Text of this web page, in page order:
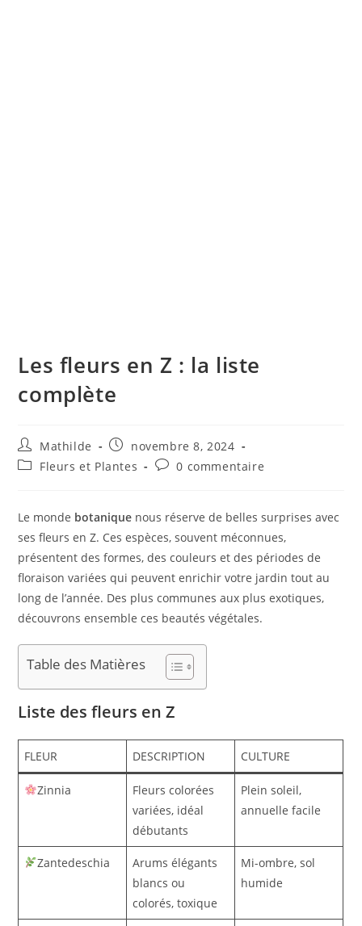
Les fleurs en Z : la liste
complète
Mathilde
novembre 8, 2024
Fleurs et Plantes
0 commentaire
Le monde botanique nous réserve de belles surprises avec
ses fleurs en Z. Ces espèces, souvent méconnues,
présentent des formes, des couleurs et des périodes de
floraison variées qui peuvent enrichir votre jardin tout au
long de l’année. Des plus communes aux plus exotiques,
découvrons ensemble ces beautés végétales.
Table des Matières
Liste des fleurs en Z
FLEUR DESCRIPTION CULTURE
Zinnia
Fleurs colorées
variées, idéal
débutants
Plein soleil,
annuelle facile
Zantedeschia
Arums élégants
blancs ou
colorés, toxique
Mi-ombre, sol
humide